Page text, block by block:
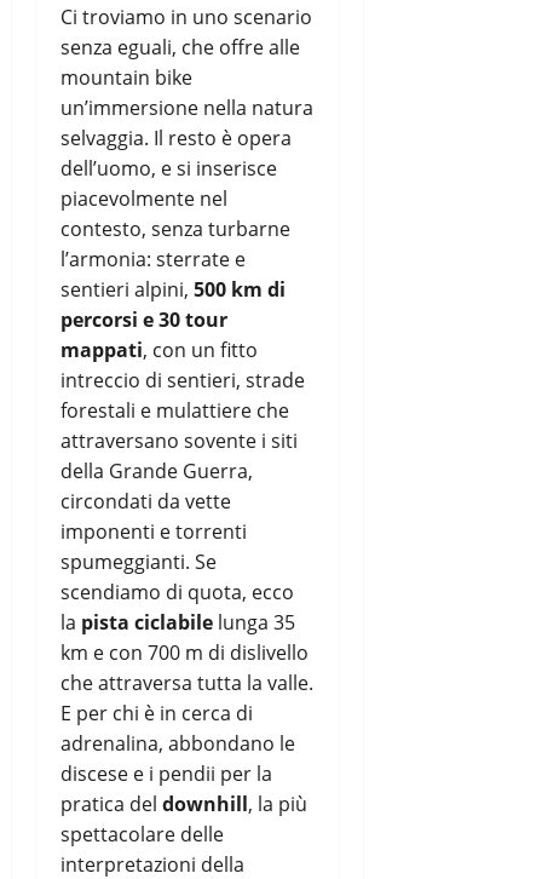
Ci troviamo in uno scenario
senza eguali, che offre alle
mountain bike
un’immersione nella natura
selvaggia. Il resto è opera
dell’uomo, e si inserisce
piacevolmente nel
contesto, senza turbarne
l’armonia: sterrate e
sentieri alpini, 500 km di
percorsi e 30 tour
mappati, con un fitto
intreccio di sentieri, strade
forestali e mulattiere che
attraversano sovente i siti
della Grande Guerra,
circondati da vette
imponenti e torrenti
spumeggianti. Se
scendiamo di quota, ecco
la pista ciclabile lunga 35
km e con 700 m di dislivello
che attraversa tutta la valle.
E per chi è in cerca di
adrenalina, abbondano le
discese e i pendii per la
pratica del downhill, la più
spettacolare delle
interpretazioni della